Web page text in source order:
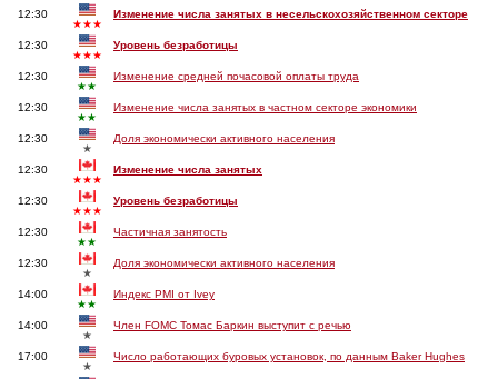
12:30
★★★
Изменение числа занятых в несельскохозяйственном секторе
12:30
★★★
Уровень безработицы
12:30
★★
Изменение средней почасовой оплаты труда
12:30
★★
Изменение числа занятых в частном секторе экономики
12:30
★
Доля экономически активного населения
12:30
★★★
Изменение числа занятых
12:30
★★★
Уровень безработицы
12:30
★★
Частичная занятость
12:30
★
Доля экономически активного населения
14:00
★★
Индекс PMI от Ivey
14:00
★
Член FOMC Томас Баркин выступит с речью
17:00
★
Число работающих буровых установок, по данным Baker Hughes